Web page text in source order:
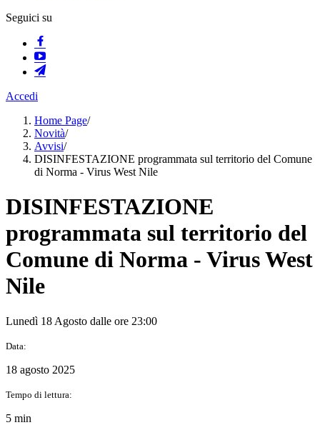
Seguici su
Accedi
Home Page/
Novità/
Avvisi/
DISINFESTAZIONE programmata sul territorio del Comune
di Norma - Virus West Nile
DISINFESTAZIONE
programmata sul territorio del
Comune di Norma - Virus West
Nile
Lunedì 18 Agosto dalle ore 23:00
Data:
18 agosto 2025
Tempo di lettura:
5 min